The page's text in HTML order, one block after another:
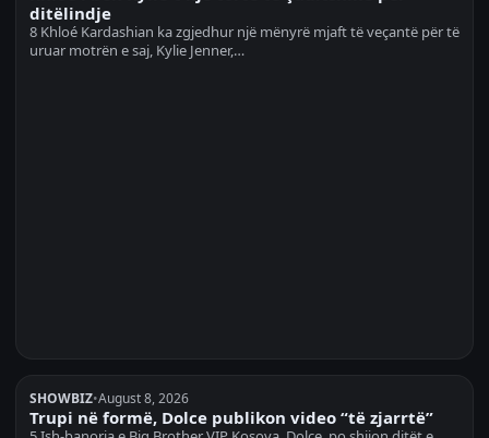
ditëlindje
8 Khloé Kardashian ka zgjedhur një mënyrë mjaft të veçantë për të
uruar motrën e saj, Kylie Jenner,…
SHOWBIZ•August 8, 2026
Trupi në formë, Dolce publikon video “të zjarrtë”